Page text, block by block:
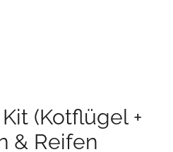
(Kotflügel +
& Reifen